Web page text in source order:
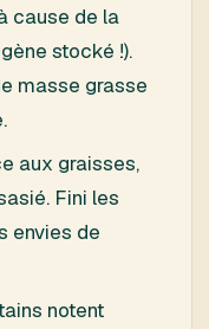
cause de la
stocké !).
masse grasse
aux graisses,
Fini les
envies de
notent